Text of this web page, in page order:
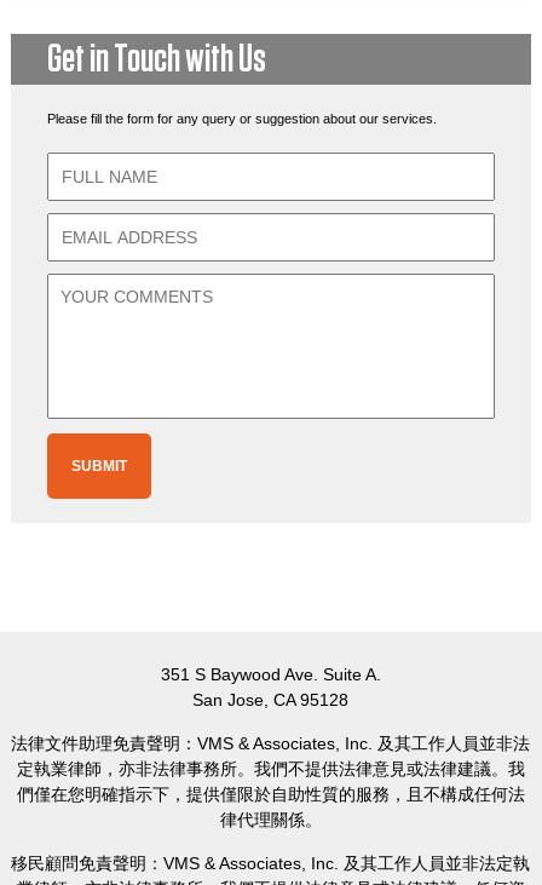
Get in Touch with Us
Please fill the form for any query or suggestion about our services.
351 S Baywood Ave. Suite A.
San Jose, CA 95128
法律文件助理免責聲明：VMS & Associates, Inc. 及其工作人員並非法
定執業律師，亦非法律事務所。我們不提供法律意見或法律建議。我
們僅在您明確指示下，提供僅限於自助性質的服務，且不構成任何法
律代理關係。
移民顧問免責聲明：VMS & Associates, Inc. 及其工作人員並非法定執